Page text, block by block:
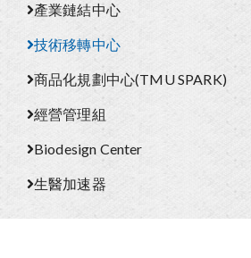
產業鏈結中心
技術移轉中心
商品化規劃中心(TMU SPARK)
經營管理組
Biodesign Center
生醫加速器